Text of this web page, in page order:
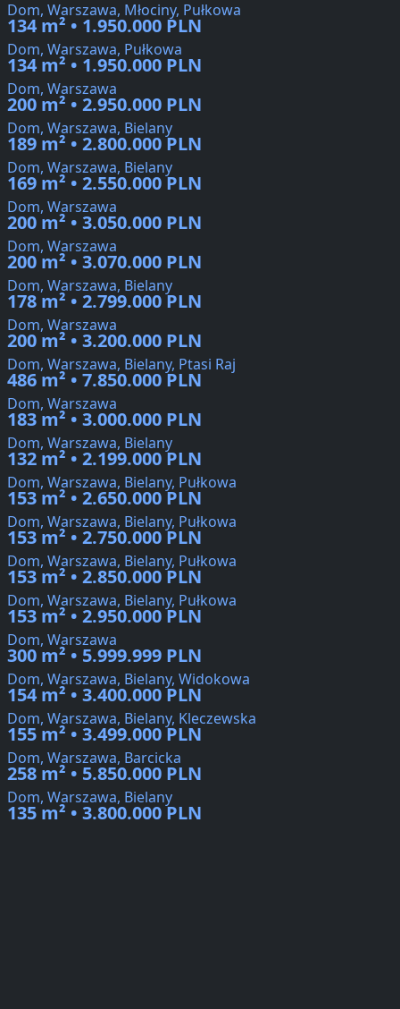
Dom, Warszawa, Młociny, Pułkowa
134 m² • 1.950.000 PLN
Dom, Warszawa, Pułkowa
134 m² • 1.950.000 PLN
Dom, Warszawa
200 m² • 2.950.000 PLN
Dom, Warszawa, Bielany
189 m² • 2.800.000 PLN
Dom, Warszawa, Bielany
169 m² • 2.550.000 PLN
Dom, Warszawa
200 m² • 3.050.000 PLN
Dom, Warszawa
200 m² • 3.070.000 PLN
Dom, Warszawa, Bielany
178 m² • 2.799.000 PLN
Dom, Warszawa
200 m² • 3.200.000 PLN
Dom, Warszawa, Bielany, Ptasi Raj
486 m² • 7.850.000 PLN
Dom, Warszawa
183 m² • 3.000.000 PLN
Dom, Warszawa, Bielany
132 m² • 2.199.000 PLN
Dom, Warszawa, Bielany, Pułkowa
153 m² • 2.650.000 PLN
Dom, Warszawa, Bielany, Pułkowa
153 m² • 2.750.000 PLN
Dom, Warszawa, Bielany, Pułkowa
153 m² • 2.850.000 PLN
Dom, Warszawa, Bielany, Pułkowa
153 m² • 2.950.000 PLN
Dom, Warszawa
300 m² • 5.999.999 PLN
Dom, Warszawa, Bielany, Widokowa
154 m² • 3.400.000 PLN
Dom, Warszawa, Bielany, Kleczewska
155 m² • 3.499.000 PLN
Dom, Warszawa, Barcicka
258 m² • 5.850.000 PLN
Dom, Warszawa, Bielany
135 m² • 3.800.000 PLN